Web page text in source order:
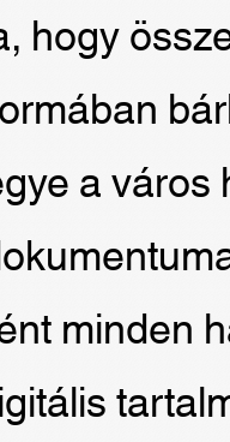
hogy
a
minden